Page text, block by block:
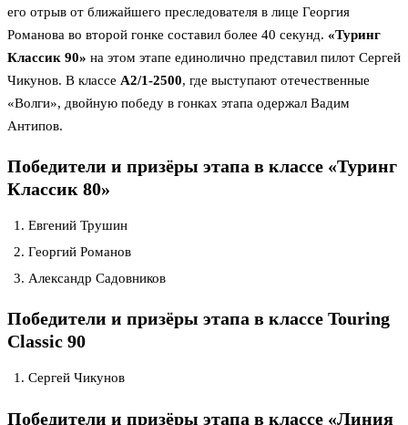
его отрыв от ближайшего преследователя в лице Георгия
Романова во второй гонке составил более 40 секунд. «Туринг
Классик 90» на этом этапе единолично представил пилот Сергей
Чикунов. В классе А2/1-2500, где выступают отечественные
«Волги», двойную победу в гонках этапа одержал Вадим
Антипов.
Победители и призёры этапа в классе «Туринг
Классик 80»
Евгений Трушин
Георгий Романов
Александр Садовников
Победители и призёры этапа в классе Touring
Classic 90
Сергей Чикунов
Победители и призёры этапа в классе «Линия